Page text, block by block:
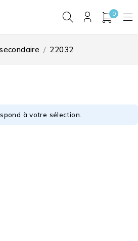
0
/ 22032
à votre sélection.